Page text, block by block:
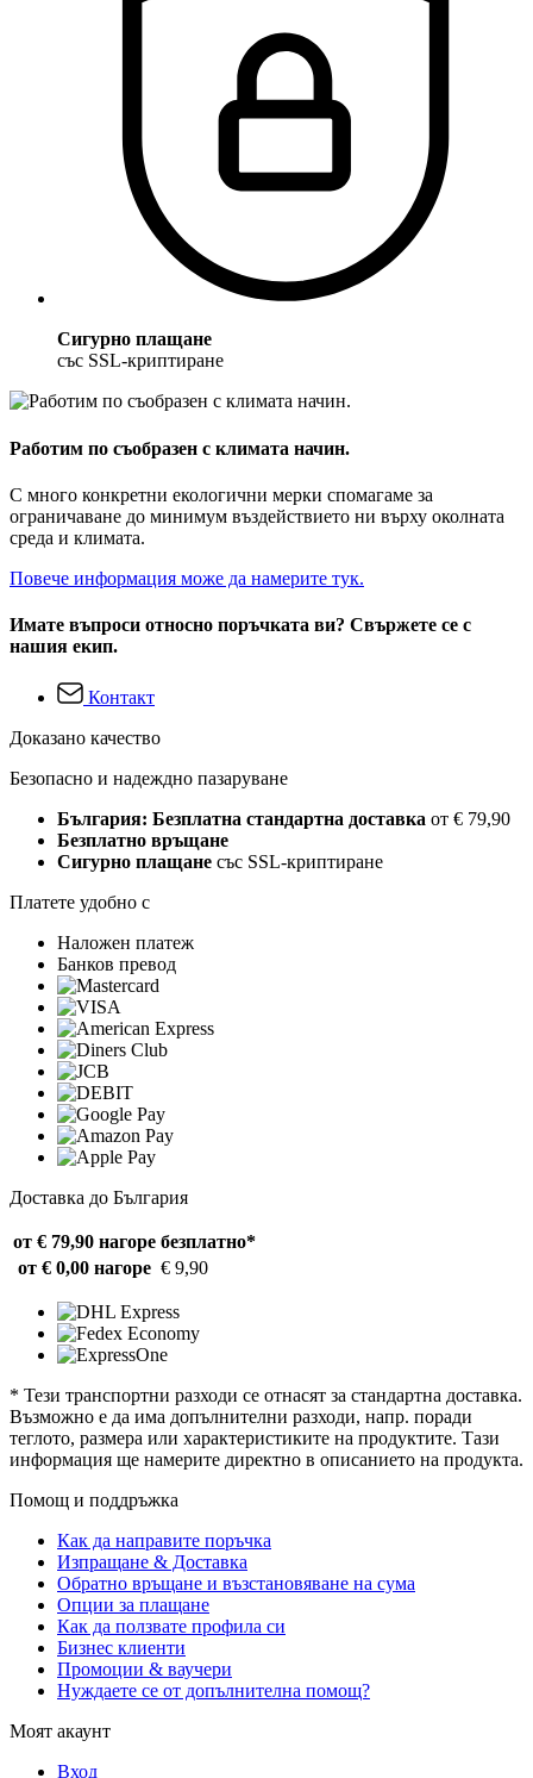
Сигурно плащане
със SSL-криптиране
Работим по съобразен с климата начин.
С много конкретни екологични мерки спомагаме за
ограничаване до минимум въздействието ни върху околната
среда и климата.
Повече информация може да намерите тук.
Имате въпроси относно поръчката ви? Свържете се с
нашия екип.
Контакт
Доказано качество
Безопасно и надеждно пазаруване
България: Безплатна стандартна доставка от € 79,90
Безплатно връщане
Сигурно плащане със SSL-криптиране
Платете удобно с
Наложен платеж
Банков превод
Доставка до България
от € 79,90 нагоре безплатно*
от € 0,00 нагоре € 9,90
* Тези транспортни разходи се отнасят за стандартна доставка.
Възможно е да има допълнителни разходи, напр. поради
теглото, размера или характеристиките на продуктите. Тази
информация ще намерите директно в описанието на продукта.
Помощ и поддръжка
Как да направите поръчка
Изпращане & Доставка
Обратно връщане и възстановяване на сума
Опции за плащане
Как да ползвате профила си
Бизнес клиенти
Промоции & ваучери
Нуждаете се от допълнителна помощ?
Моят акаунт
Вход